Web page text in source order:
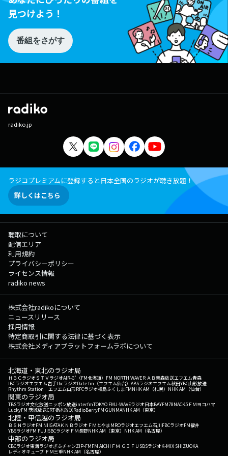
見つけよう！
番組をさがす
radiko.jp
ラジコプレミアムに登録すると日本全国のラジオが聴き放題！
詳しくはこちら
聴取について
配信エリア
利用規約
プライバシーポリシー
ライセンス情報
radiko news
株式会社radikoについて
ニュースリリース
採用情報
特定商取引に関する法律に基づく表示
株式会社メディアプラットフォームラボについて
北海道・東北のラジオ局
ＨＢＣラジオＳＴＶラジオAIR-G'（FM北海道） FM NORTH WAVEＲＡＢ青森放送エフエム青森
IBCラジオエフエム岩手tbcラジオDate fm（エフエム仙台） ABSラジオエフエム秋田YBC山形放送
Rhythm Station エフエム山形RFCラジオ福島ふくしまFMNHK AM（札幌） NHK AM（仙台）
関東のラジオ局
TBSラジオ文化放送ニッポン放送interfmTOKYO FMJ-WAVEラジオ日本BAYFM78NACK5 ＦＭヨコハマ
LuckyFM 茨城放送CRT栃木放送RadioBerryFM GUNMANHK AM（東京）
北陸・甲信越のラジオ局
ＢＳＮラジオFM NIIGATAＫＮＢラジオ ＦＭとやまMROラジオエフエム石川FBCラジオFM福井
YBSラジオFM FUJISBCラジオ ＦＭ長野NHK AM（東京） NHK AM（名古屋）
中部のラジオ局
CBCラジオ東海ラジオぎふチャンZIP-FMFM AICHI ＦＭ ＧＩＦＵ SBSラジオK-MIX SHIZUOKA
レディオキューブ ＦＭ三重NHK AM（名古屋）